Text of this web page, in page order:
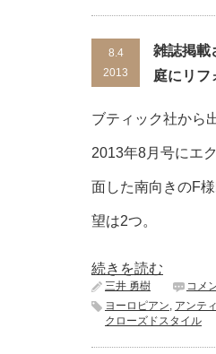
8.4
2013
雑誌掲載
庭にリフ
ブティック社から
2013年8月号にエ
面した南向きのF
望は2つ。
続きを読む
三井 勇樹 コメ
ヨーロピアン, アンテ
クローズドスタイル